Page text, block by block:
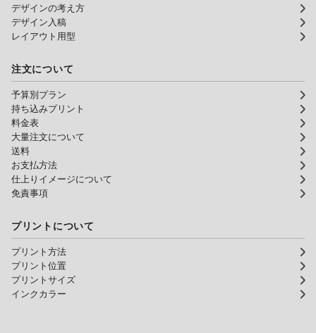
デザインの考え方
デザイン入稿
レイアウト用型
注文について
予算別プラン
持ち込みプリント
料金表
大量注文について
送料
お支払方法
仕上りイメージについて
免責事項
プリントについて
プリント方法
プリント位置
プリントサイズ
インクカラー